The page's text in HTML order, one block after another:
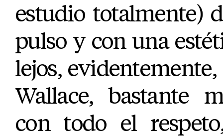
estudio totalmente)
pulso y con una
lejos, evidentemente,
Wallace, bastante
con todo el